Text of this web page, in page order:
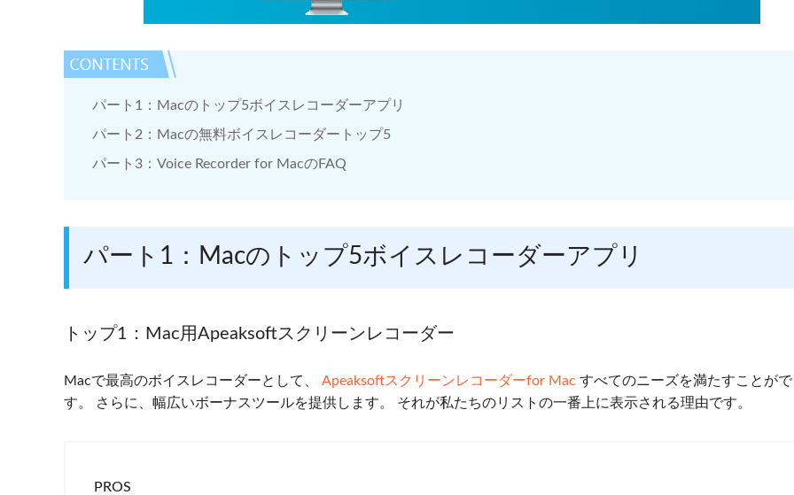
パート1：Macのトップ5ボイスレコーダーアプリ
パート2：Macの無料ボイスレコーダートップ5
パート3：Voice Recorder for MacのFAQ
パート1：Macのトップ5ボイスレコーダーアプリ
トップ1：Mac用Apeaksoftスクリーンレコーダー
Macで最高のボイスレコーダーとして、 Apeaksoftスクリーンレコーダーfor Mac すべてのニーズを満たすことが
す。 さらに、幅広いボーナスツールを提供します。 それが私たちのリストの一番上に表示される理由です。
PROS